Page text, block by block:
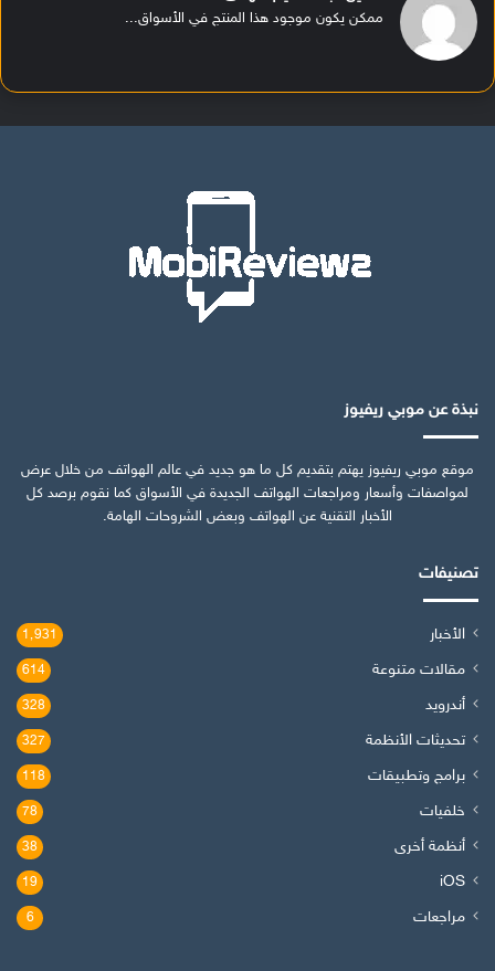
ممكن يكون موجود هذا المنتج في الأسواق...
نبذة عن موبي ريفيوز
موقع موبي ريفيوز يهتم بتقديم كل ما هو جديد في عالم الهواتف من خلال عرض
لمواصفات وأسعار ومراجعات الهواتف الجديدة في الأسواق كما نقوم برصد كل
الأخبار التقنية عن الهواتف وبعض الشروحات الهامة.
تصنيفات
الأخبار 1٬931
مقالات متنوعة 614
أندرويد 328
تحديثات الأنظمة 327
برامج وتطبيقات 118
خلفيات 78
أنظمة أخرى 38
iOS
19
مراجعات 6